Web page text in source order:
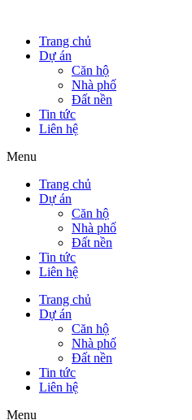
Trang chủ
Dự án
Căn hộ
Nhà phố
Đất nền
Tin tức
Liên hệ
Menu
Trang chủ
Dự án
Căn hộ
Nhà phố
Đất nền
Tin tức
Liên hệ
Trang chủ
Dự án
Căn hộ
Nhà phố
Đất nền
Tin tức
Liên hệ
Menu